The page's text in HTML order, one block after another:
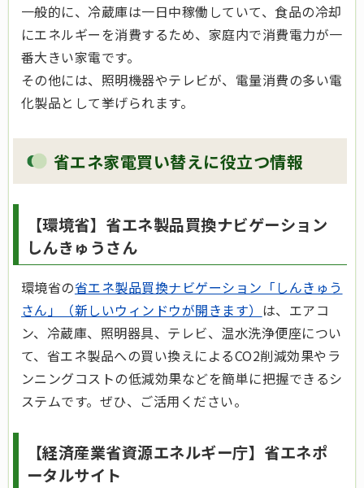
一般的に、冷蔵庫は一日中稼働していて、食品の冷却
にエネルギーを消費するため、家庭内で消費電力が一
番大きい家電です。
その他には、照明機器やテレビが、電量消費の多い電
化製品として挙げられます。
省エネ家電買い替えに役立つ情報
【環境省】省エネ製品買換ナビゲーション
しんきゅうさん
環境省の省エネ製品買換ナビゲーション「しんきゅう
さん」（新しいウィンドウが開きます） は、エアコ
ン、冷蔵庫、照明器具、テレビ、温水洗浄便座につい
て、省エネ製品への買い換えによるCO2削減効果やラ
ンニングコストの低減効果などを簡単に把握できるシ
ステムです。ぜひ、ご活用ください。
【経済産業省資源エネルギー庁】省エネポ
ータルサイト